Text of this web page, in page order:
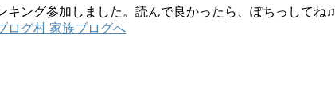
キング参加しました。読んで良かったら、ぽちっしてね♫